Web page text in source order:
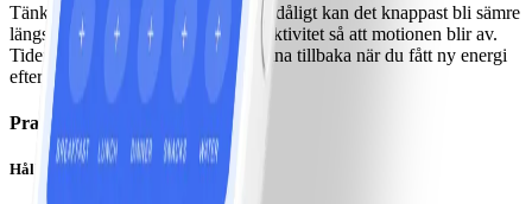
Tänk tvärtom istället. Om vädret är dåligt kan det knappast bli sämre
längs vägen. Anpassa klädsel och aktivitet så att motionen blir av.
Tiden du lägger ner kommer du vinna tillbaka när du fått ny energi
efter träningen.
Praktiskt
Håll ordning på grejorna!